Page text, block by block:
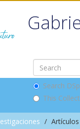
Search
This
Artículos